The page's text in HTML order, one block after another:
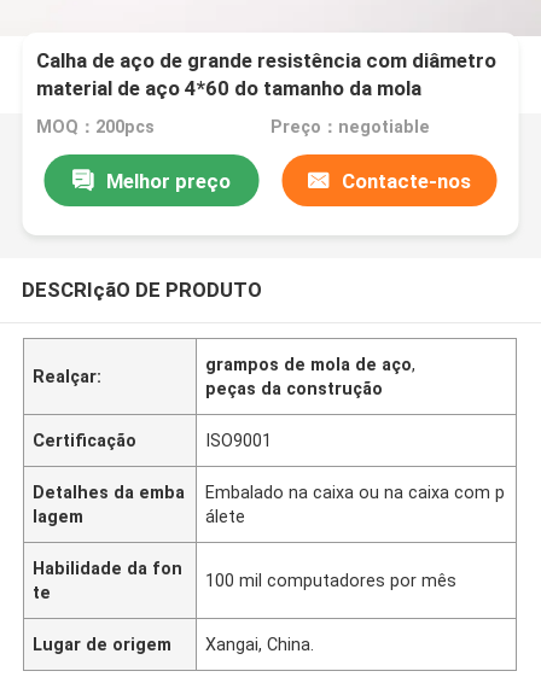
Calha de aço de grande resistência com diâmetro
material de aço 4*60 do tamanho da mola
MOQ：200pcs Preço：negotiable
Melhor preço Contacte-nos
DESCRIçãO DE PRODUTO
Realçar:
grampos de mola de aço,
peças da construção
Certificação ISO9001
Detalhes da emba
lagem
Embalado na caixa ou na caixa com p
álete
Habilidade da fon
te
100 mil computadores por mês
Lugar de origem Xangai, China.